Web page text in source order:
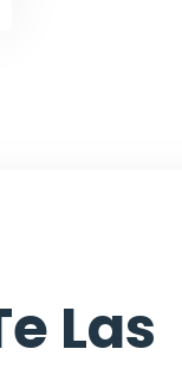
Las